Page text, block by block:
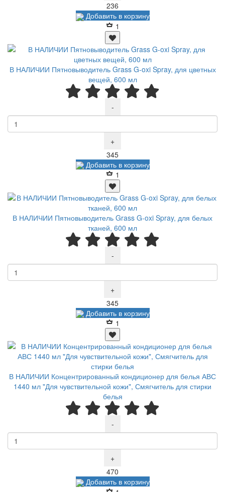
236
Добавить в корзину
1
В НАЛИЧИИ Пятновыводитель Grass G-oxi Spray, для цветных
вещей, 600 мл
-
+
345Р
Добавить в корзину
1
В НАЛИЧИИ Пятновыводитель Grass G-oxi Spray, для белых
тканей, 600 мл
-
+
345Р
Добавить в корзину
1
В НАЛИЧИИ Концентрированный кондиционер для белья АВС
1440 мл "Для чувствительной кожи", Смягчитель для стирки
белья
-
+
470
Добавить в корзину